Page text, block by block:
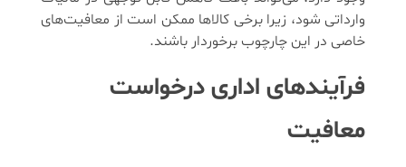
وارداتی شود، زیرا برخی کالاها ممکن است از معافیت‌های
خاصی در این چارچوب برخوردار باشند.
فرآیندهای اداری درخواست
معافیت